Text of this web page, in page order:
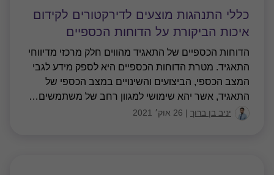
כללי התנהגות מוצעים לדירקטורים לקידום
איכות הביקורת על הדוחות הכספיים
הדוחות הכספיים של התאגיד מהווים חלק מרכזי מדיווחי
התאגיד. מטרת הדוחות הכספיים היא לספק מידע לגבי
המצב הכספי, הביצועים והשינויים במצב הכספי של
התאגיד, אשר יהא שימושי למגוון רחב של משתמשים…
יניב בן ברוך | 26 אוק׳ 2021